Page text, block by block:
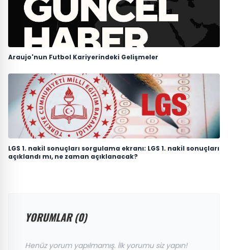
Araujo'nun Futbol Kariyerindeki Gelişmeler
LGS 1. nakil sonuçları sorgulama ekranı: LGS 1. nakil sonuçları
açıklandı mı, ne zaman açıklanacak?
YORUMLAR (0)
Henüz yorum yapılmamış. İlk yorumu siz yapın!